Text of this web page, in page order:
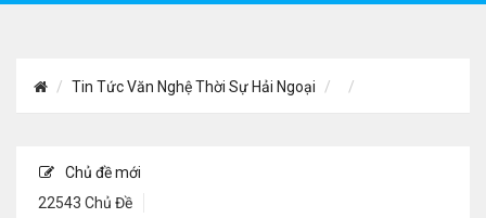
Tin Tức Văn Nghệ Thời Sự Hải Ngoại
Chủ đề mới
22543 Chủ Đề